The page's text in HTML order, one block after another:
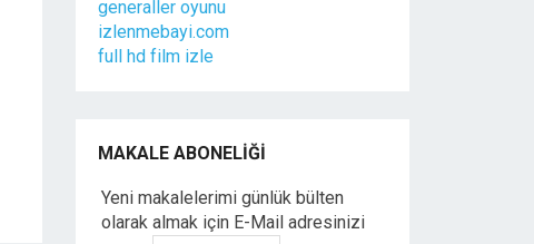
generaller oyunu
izlenmebayi.com
full hd film izle
MAKALE ABONELIĞI
Yeni makalelerimi günlük bülten
olarak almak için E-Mail adresinizi